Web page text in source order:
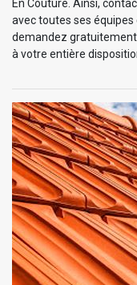
En Couture. Ainsi,
avec toutes ses
demandez
à votre entière